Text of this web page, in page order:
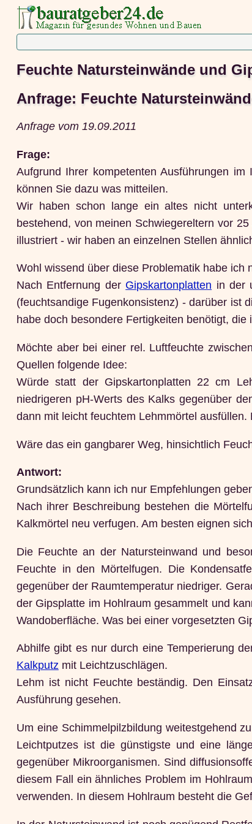
Feuchte Natursteinwände und
Anfrage: Feuchte
Anfrage vom 19.09.2011
Frage:
Aufgrund Ihrer kompetenten Ausführungen
können Sie dazu was mitteilen.
Wir haben schon lange ein altes nicht
bestehend, von meinen Schwiegereltern vor
illustriert - wir haben an einzelnen Stellen
Wohl wissend über diese Problematik habe ich
Nach Entfernung der Gipskartonplatten in der
(feuchtsandige Fugenkonsistenz) - darüber ist
habe doch besondere Fertigkeiten benötigt,
Möchte aber bei einer rel. Luftfeuchte
Quellen folgende Idee:
Würde statt der Gipskartonplatten 22 cm
niedrigeren pH-Werts des Kalks gegenüber
dann mit leicht feuchtem Lehmmörtel
Wäre das ein gangbarer Weg, hinsichtlich
Antwort:
Grundsätzlich kann ich nur Empfehlungen
Nach ihrer Beschreibung bestehen die
Kalkmörtel neu verfugen. Am besten eignen
Die Feuchte an der Natursteinwand und
Feuchte in den Mörtelfugen. Die
gegenüber der Raumtemperatur niedriger.
der Gipsplatte im Hohlraum gesammelt und
Wandoberfläche. Was bei einer vorgesetzten
Abhilfe gibt es nur durch eine Temperierung
Kalkputzmit Leichtzuschlägen.
Lehm ist nicht Feuchte beständig. Den
Ausführung gesehen.
Um eine Schimmelpilzbildung weitestgehend
Leichtputzes ist die günstigste und eine
gegenüber Mikroorganismen. Sind
diesem Fall ein ähnliches Problem im
verwenden. In diesem Hohlraum besteht die